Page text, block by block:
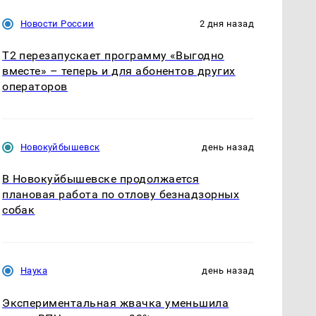
Новости России 2 дня назад
Т2 перезапускает программу «Выгодно
вместе» – теперь и для абонентов других
операторов
Новокуйбышевск день назад
В Новокуйбышевске продолжается
плановая работа по отлову безнадзорных
собак
Наука день назад
Экспериментальная жвачка уменьшила